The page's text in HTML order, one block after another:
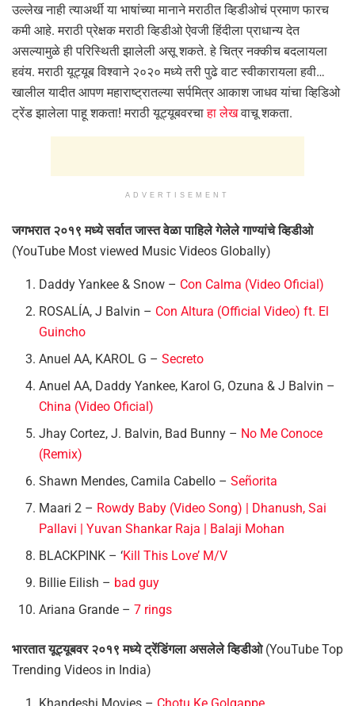
उल्लेख नाही त्याअर्थी या भाषांच्या मानाने मराठीत व्हिडीओचं प्रमाण फारच
कमी आहे. मराठी प्रेक्षक मराठी व्हिडीओ ऐवजी हिंदीला प्राधान्य देत
असल्यामुळे ही परिस्थिती झालेली असू शकते. हे चित्र नक्कीच बदलायला
हवंय. मराठी यूट्यूब विश्वाने २०२० मध्ये तरी पुढे वाट स्वीकारायला हवी…
खालील यादीत आपण महाराष्ट्रातल्या सर्पमित्र आकाश जाधव यांचा व्हिडिओ
ट्रेंड झालेला पाहू शकता! मराठी यूट्यूबवरचाहा लेखवाचू शकता.
ADVERTISEMENT
जगभरात २०१९ मध्ये सर्वात जास्त वेळा पाहिले गेलेलेगाण्यांचे व्हिडीओ
(YouTube Most viewed Music Videos Globally)
Daddy Yankee & Snow – Con Calma (Video Oficial)
ROSALÍA, J Balvin – Con Altura (Official Video) ft. El
Guincho
Anuel AA, KAROL G –Secreto
Anuel AA, Daddy Yankee, Karol G, Ozuna & J Balvin –
China (Video Oficial)
Jhay Cortez, J. Balvin, Bad Bunny – No Me Conoce
(Remix)
Shawn Mendes, Camila Cabello –Señorita
Maari 2 – Rowdy Baby (Video Song) | Dhanush, Sai
Pallavi | Yuvan Shankar Raja | Balaji Mohan
BLACKPINK – ‘Kill This Love’ M/V
Billie Eilish – bad guy
Ariana Grande –7 rings
भारतात यूट्यूबवर २०१९ मध्ये ट्रेंडिंगला असलेले व्हिडीओ (YouTube Top
Trending Videos in India)